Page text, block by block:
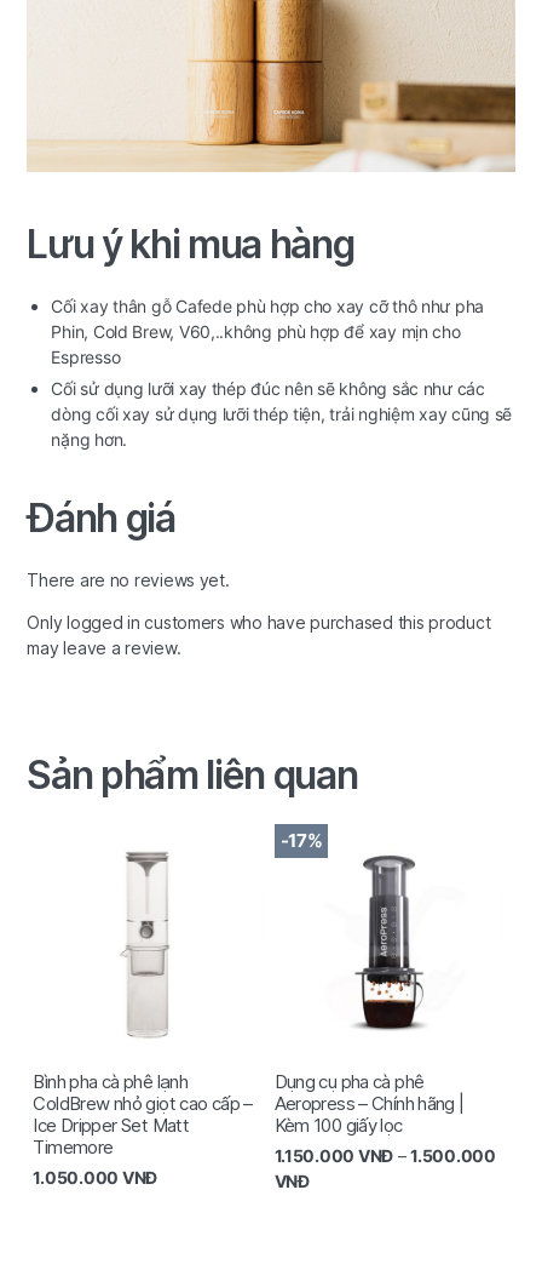
Lưu ý khi mua hàng
Cối xay thân gỗ Cafede phù hợp cho xay cỡ thô như pha
Phin, Cold Brew, V60,..không phù hợp để xay mịn cho
Espresso
Cối sử dụng lưỡi xay thép đúc nên sẽ không sắc như các
dòng cối xay sử dụng lưỡi thép tiện, trải nghiệm xay cũng sẽ
nặng hơn.
Đánh giá
There are no reviews yet.
Only logged in customers who have purchased this product
may leave a review.
Sản phẩm liên quan
Bình pha cà phê lạnh
ColdBrew nhỏ giọt cao cấp –
Ice Dripper Set Matt
Timemore
1.050.000 VNĐ
-17%
Dụng cụ pha cà phê
Aeropress – Chính hãng |
Kèm 100 giấy lọc
1.150.000 VNĐ –1.500.000
VNĐ